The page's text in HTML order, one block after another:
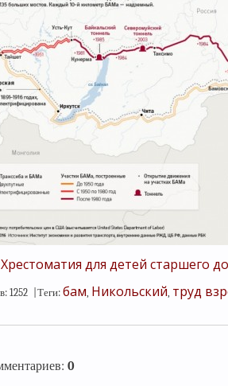
Хрестоматия для детей старшего
: 1252 Теги: бам, Никольский, труд
: 0